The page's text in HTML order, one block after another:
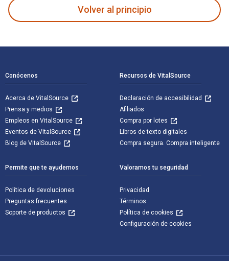
Volver al principio
Conócenos
Acerca de VitalSource
Prensa y medios
Empleos en VitalSource
Eventos de VitalSource
Blog de VitalSource
Recursos de VitalSource
Declaración de accesibilidad
Afiliados
Compra por lotes
Libros de texto digitales
Compra segura. Compra inteligente
Permite que te ayudemos
Política de devoluciones
Preguntas frecuentes
Soporte de productos
Valoramos tu seguridad
Privacidad
Términos
Política de cookies
Configuración de cookies